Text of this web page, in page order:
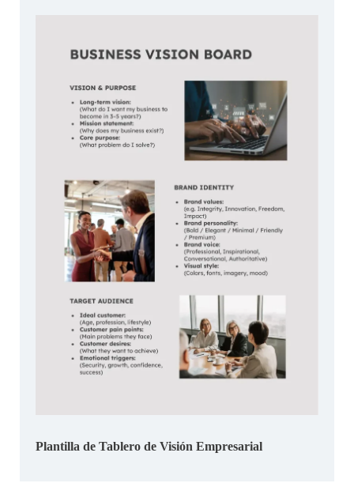
Plantilla de Tablero de Visión Empresarial